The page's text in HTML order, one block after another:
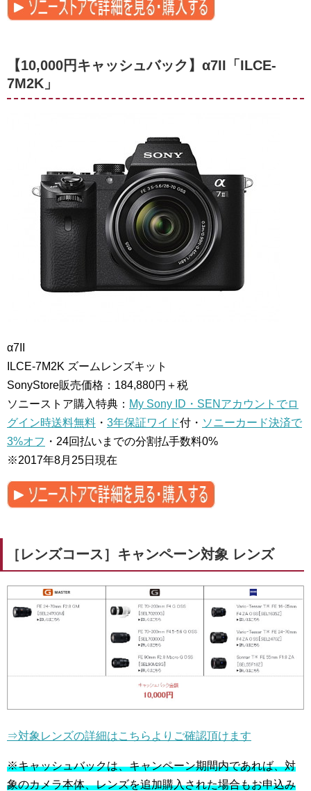
【10,000円キャッシュバック】α7II「ILCE-
7M2K」
α7II
ILCE-7M2K ズームレンズキット
SonyStore販売価格：184,880円＋税
ソニーストア購入特典： My Sony ID・SENアカウントでロ
グイン時送料無料 ・ 3年保証ワイド付・ ソニーカード決済で
3%オフ ・24回払いまでの分割払手数料0%
※2017年8月25日現在
［レンズコース］キャンペーン対象 レンズ
⇒対象レンズの詳細はこちらよりご確認頂けます
※キャッシュバックは、キャンペーン期間内であれば、対
象のカメラ本体、レンズを追加購入された場合もお申込み